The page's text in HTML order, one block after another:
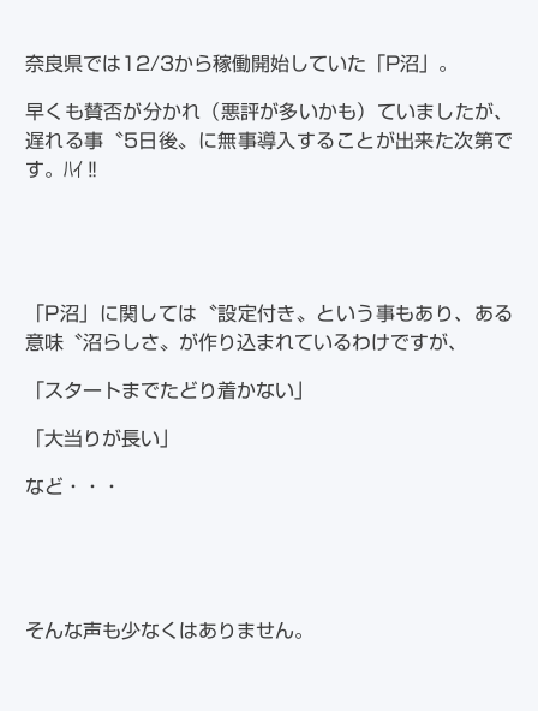
奈良県では12/3から稼働開始していた「P沼」。
早くも賛否が分かれ（悪評が多いかも）ていましたが、
遅れる事〝5日後〟に無事導入することが出来た次第で
す。ﾊｲ‼
「P沼」に関しては〝設定付き〟という事もあり、ある
意味〝沼らしさ〟が作り込まれているわけですが、
「スタートまでたどり着かない」
「大当りが長い」
など・・・
そんな声も少なくはありません。